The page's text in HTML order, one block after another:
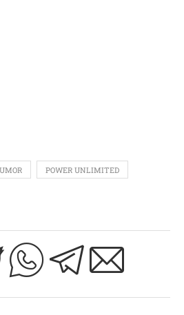
POWER UNLIMITED